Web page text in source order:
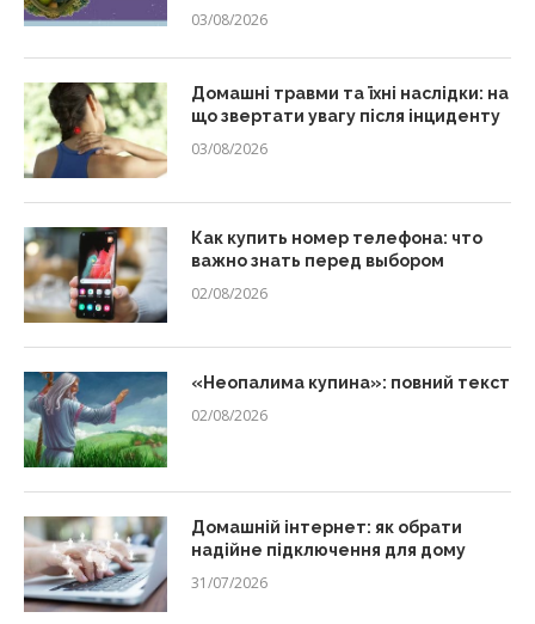
03/08/2026
Домашні травми та їхні наслідки: на
що звертати увагу після інциденту
03/08/2026
Как купить номер телефона: что
важно знать перед выбором
02/08/2026
«Неопалима купина»: повний текст
02/08/2026
Домашній інтернет: як обрати
надійне підключення для дому
31/07/2026